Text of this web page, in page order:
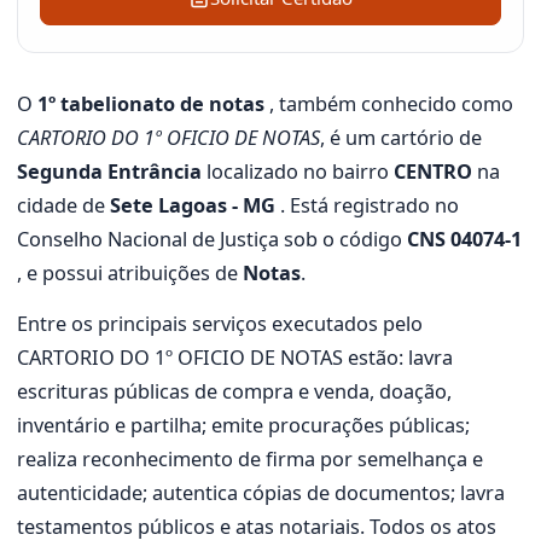
O 1º tabelionato de notas , também conhecido como
CARTORIO DO 1º OFICIO DE NOTAS, é um cartório de
Segunda Entrância localizado no bairro CENTRO na
cidade deSete Lagoas - MG . Está registrado no
Conselho Nacional de Justiça sob o código CNS 04074-1
, e possui atribuições de Notas.
Entre os principais serviços executados pelo
CARTORIO DO 1º OFICIO DE NOTAS estão: lavra
escrituras públicas de compra e venda, doação,
inventário e partilha; emite procurações públicas;
realiza reconhecimento de firma por semelhança e
autenticidade; autentica cópias de documentos; lavra
testamentos públicos e atas notariais. Todos os atos